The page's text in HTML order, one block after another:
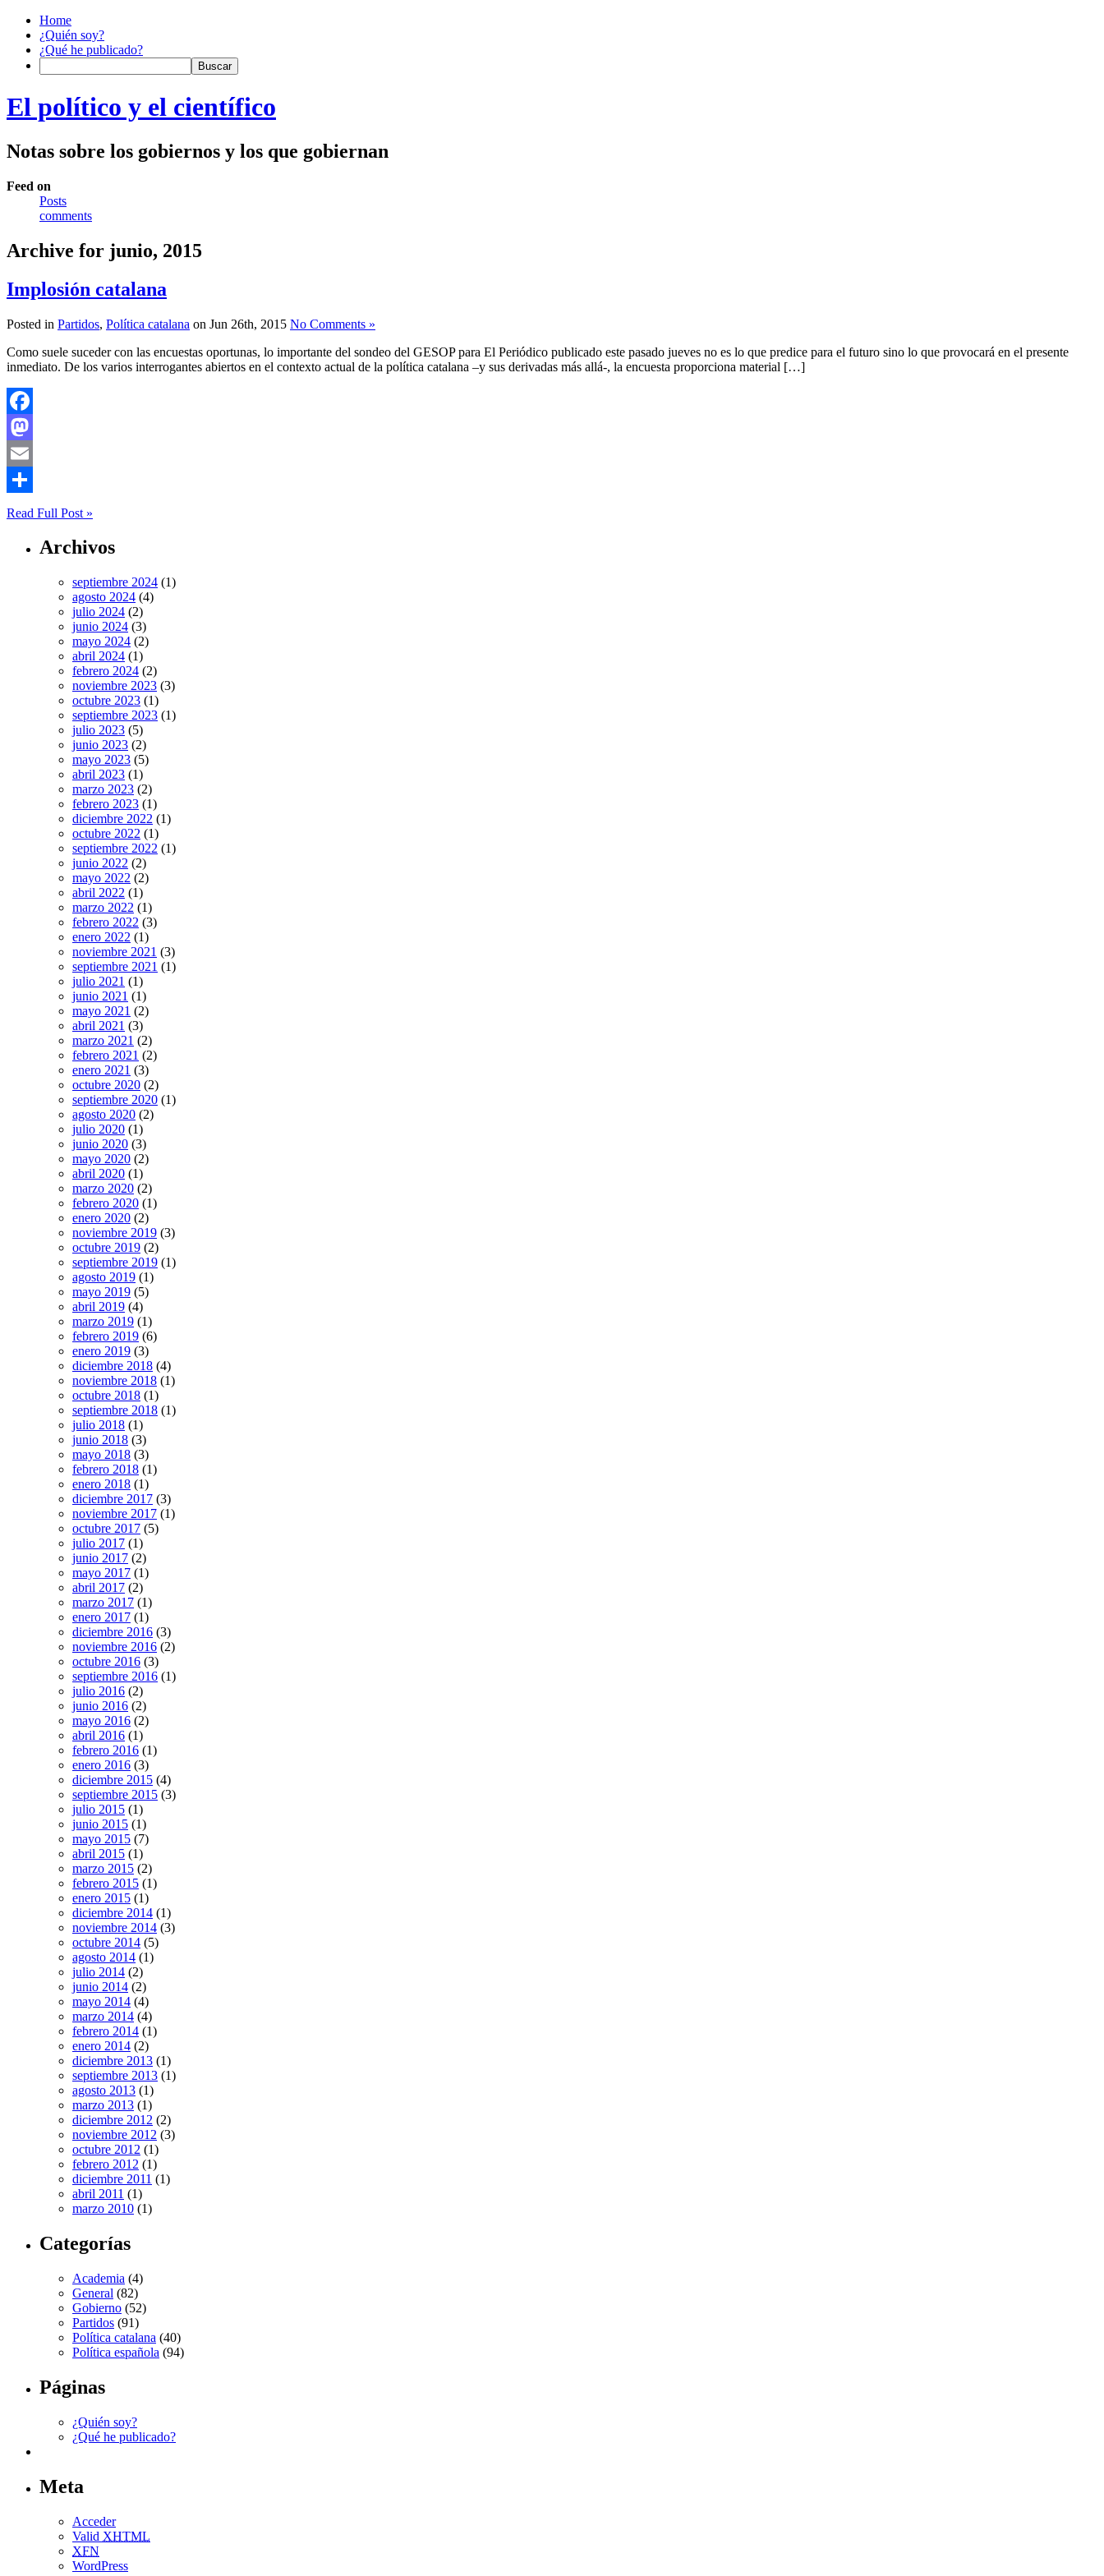
Home
¿Quién soy?
¿Qué he publicado?
El político y el científico
Notas sobre los gobiernos y los que gobiernan
Feed on
Posts
comments
Archive for junio, 2015
Implosión catalana
Posted in Partidos, Política catalana on Jun 26th, 2015 No Comments »
Como suele suceder con las encuestas oportunas, lo importante del sondeo del GESOP para El Periódico publicado este pasado jueves no es lo que predice para el futuro sino lo que provocará en el presente
inmediato. De los varios interrogantes abiertos en el contexto actual de la política catalana –y sus derivadas más allá-, la encuesta proporciona material […]
Facebook
Mastodon
Email
Compartir
Read Full Post »
Archivos
septiembre 2024 (1)
agosto 2024 (4)
julio 2024 (2)
junio 2024 (3)
mayo 2024 (2)
abril 2024 (1)
febrero 2024 (2)
noviembre 2023 (3)
octubre 2023 (1)
septiembre 2023 (1)
julio 2023 (5)
junio 2023 (2)
mayo 2023 (5)
abril 2023 (1)
marzo 2023 (2)
febrero 2023 (1)
diciembre 2022 (1)
octubre 2022 (1)
septiembre 2022 (1)
junio 2022 (2)
mayo 2022 (2)
abril 2022 (1)
marzo 2022 (1)
febrero 2022 (3)
enero 2022 (1)
noviembre 2021 (3)
septiembre 2021 (1)
julio 2021 (1)
junio 2021 (1)
mayo 2021 (2)
abril 2021 (3)
marzo 2021 (2)
febrero 2021 (2)
enero 2021 (3)
octubre 2020 (2)
septiembre 2020 (1)
agosto 2020 (2)
julio 2020 (1)
junio 2020 (3)
mayo 2020 (2)
abril 2020 (1)
marzo 2020 (2)
febrero 2020 (1)
enero 2020 (2)
noviembre 2019 (3)
octubre 2019 (2)
septiembre 2019 (1)
agosto 2019 (1)
mayo 2019 (5)
abril 2019 (4)
marzo 2019 (1)
febrero 2019 (6)
enero 2019 (3)
diciembre 2018 (4)
noviembre 2018 (1)
octubre 2018 (1)
septiembre 2018 (1)
julio 2018 (1)
junio 2018 (3)
mayo 2018 (3)
febrero 2018 (1)
enero 2018 (1)
diciembre 2017 (3)
noviembre 2017 (1)
octubre 2017 (5)
julio 2017 (1)
junio 2017 (2)
mayo 2017 (1)
abril 2017 (2)
marzo 2017 (1)
enero 2017 (1)
diciembre 2016 (3)
noviembre 2016 (2)
octubre 2016 (3)
septiembre 2016 (1)
julio 2016 (2)
junio 2016 (2)
mayo 2016 (2)
abril 2016 (1)
febrero 2016 (1)
enero 2016 (3)
diciembre 2015 (4)
septiembre 2015 (3)
julio 2015 (1)
junio 2015 (1)
mayo 2015 (7)
abril 2015 (1)
marzo 2015 (2)
febrero 2015 (1)
enero 2015 (1)
diciembre 2014 (1)
noviembre 2014 (3)
octubre 2014 (5)
agosto 2014 (1)
julio 2014 (2)
junio 2014 (2)
mayo 2014 (4)
marzo 2014 (4)
febrero 2014 (1)
enero 2014 (2)
diciembre 2013 (1)
septiembre 2013 (1)
agosto 2013 (1)
marzo 2013 (1)
diciembre 2012 (2)
noviembre 2012 (3)
octubre 2012 (1)
febrero 2012 (1)
diciembre 2011 (1)
abril 2011 (1)
marzo 2010 (1)
Categorías
Academia (4)
General (82)
Gobierno (52)
Partidos (91)
Política catalana (40)
Política española (94)
Páginas
¿Quién soy?
¿Qué he publicado?
Meta
Acceder
Valid XHTML
XFN
WordPress